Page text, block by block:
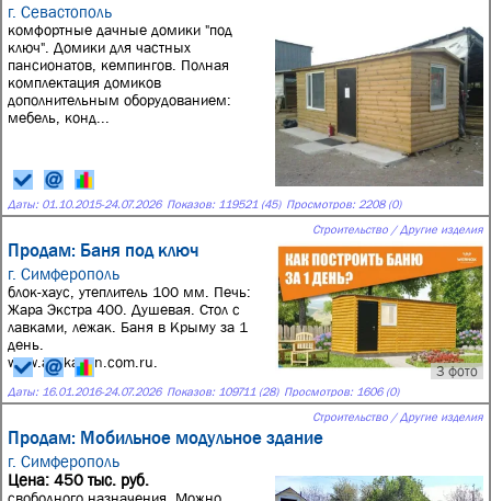
г. Севастополь
комфортные дачные домики "под
ключ". Домики для частных
пансионатов, кемпингов. Полная
комплектация домиков
дополнительным оборудованием:
мебель, конд...
Даты: 01.10.2015-24.07.2026 Показов: 119521 (45) Просмотров: 2208 (0)
Строительство / Другие изделия
Продам: Баня под ключ
г. Симферополь
3 фото
блок-хаус, утеплитель 100 мм. Печь:
Жара Экстра 400. Душевая. Стол с
лавками, лежак. Баня в Крыму за 1
день.
www.art-kamin.com.ru.
Даты: 16.01.2016-24.07.2026 Показов: 109711 (28) Просмотров: 1606 (0)
Строительство / Другие изделия
Продам: Мобильное модульное здание
г. Симферополь
Цена: 450 тыс. руб.